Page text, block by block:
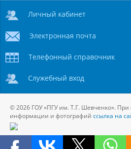
Личный кабинет
Электронная почта
Телефонный справочник
Служебный вход
© 2026 ГОУ «ПГУ им. Т.Г. Шевченко». При
информации и фотографий ссылка на